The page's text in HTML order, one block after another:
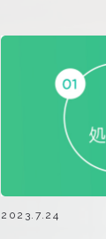
2023.7.24